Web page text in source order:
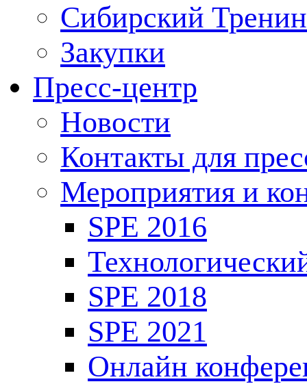
Сибирский
Закупки
Пресс-центр
Новости
Контакты для
Мероприятия и
SPE 2016
SPE 2018
SPE 2021
Онлайн